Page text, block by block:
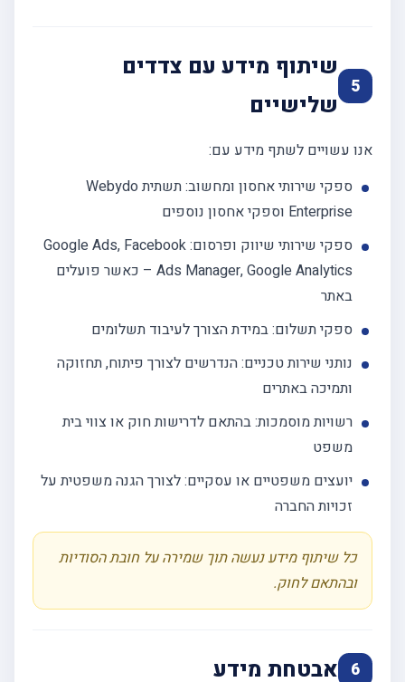
5
שיתוף מידע עם צדדים
שלישיים
אנו עשויים לשתף מידע עם:
ספקי שירותי אחסון ומחשוב: תשתית Webydo
Enterprise וספקי אחסון נוספים
ספקי שירותי שיווק ופרסום: Google Ads, Facebook
Ads Manager, Google Analytics – כאשר פועלים
באתר
ספקי תשלום: במידת הצורך לעיבוד תשלומים
נותני שירות טכניים: הנדרשים לצורך פיתוח, תחזוקה
ותמיכה באתרים
רשויות מוסמכות: בהתאם לדרישות חוק או צווי בית
משפט
יועצים משפטיים או עסקיים: לצורך הגנה משפטית על
זכויות החברה
כל שיתוף מידע נעשה תוך שמירה על חובת הסודיות
ובהתאם לחוק.
6 אבטחת מידע